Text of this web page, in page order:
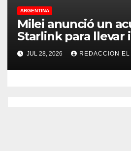
ARGENTINA
Milei anunció un
Starlink para llevar
satelital a 6.000
rurales en todo el
JUL 28, 2026 REDACCION EL